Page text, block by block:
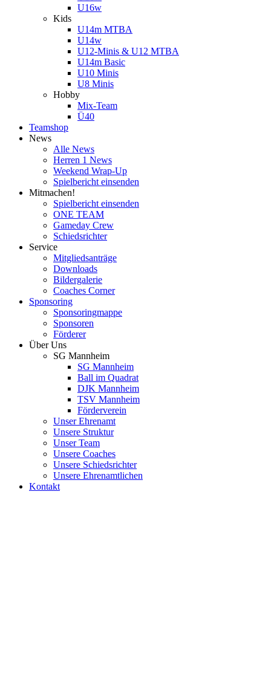
U16w
Kids
U14m MTBA
U14w
U12-Minis & U12 MTBA
U14m Basic
U10 Minis
U8 Minis
Hobby
Mix-Team
Ü40
Teamshop
News
Alle News
Herren 1 News
Weekend Wrap-Up
Spielbericht einsenden
Mitmachen!
Spielbericht einsenden
ONE TEAM
Gameday Crew
Schiedsrichter
Service
Mitgliedsanträge
Downloads
Bildergalerie
Coaches Corner
Sponsoring
Sponsoringmappe
Sponsoren
Förderer
Über Uns
SG Mannheim
SG Mannheim
Ball im Quadrat
DJK Mannheim
TSV Mannheim
Förderverein
Unser Ehrenamt
Unsere Struktur
Unser Team
Unsere Coaches
Unsere Schiedsrichter
Unsere Ehrenamtlichen
Kontakt